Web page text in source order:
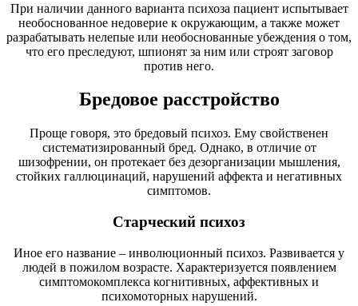
При наличии данного варианта психоза пациент испытывает
необоснованное недоверие к окружающим, а также может
разрабатывать нелепые или необоснованные убеждения о том,
что его преследуют, шпионят за ним или строят заговор
против него.
Бредовое расстройство
Проще говоря, это бредовый психоз. Ему свойственен
систематизированный бред. Однако, в отличие от
шизофрении, он протекает без дезорганизации мышления,
стойких галлюцинаций, нарушений аффекта и негативных
симптомов.
Старческий психоз
Иное его название – инволюционный психоз. Развивается у
людей в пожилом возрасте. Характеризуется появлением
симптомокомплекса когнитивных, аффективных и
психомоторных нарушений.